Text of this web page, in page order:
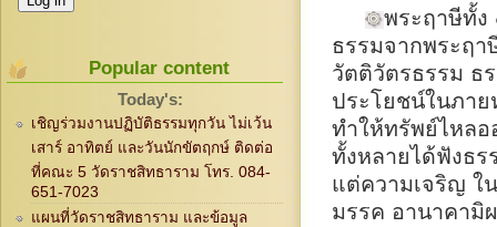
Popular content
Today's:
เชิญร่วมงานปฏิบัติธรรมทุกวัน ไม่เว้น
เสาร์ อาทิตย์ และวันนักขัตฤกษ์ ติดต่อ
ที่คณะ 5 วัดราชสิทธาราม โทร. 084-
651-7023
แผนที่วัดราชสิทธาราม และข้อมูล
พระฤาษีทั้
ธรรมจากพระฤ
วัตติวัตรธรรม ธ
ประโยชน์ในภา
ทำให้ทรัพย์ไหลอ
ทั้งหลายได้ฟังธ
แต่ความเจริญ ใ
มรรค อานาคามิ